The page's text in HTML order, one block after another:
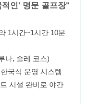
인' 명문 골프장"
1시간~1시간 10분
나, 솔레 코스)
국식 운영 시스템
시설 완비로 야간